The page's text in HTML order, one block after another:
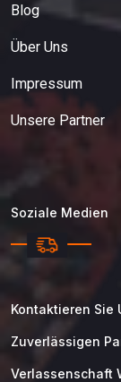
Blog
Über Uns
Impressum
Unsere Partner
Soziale Medien
Kontaktieren Sie
Zuverlässigen
Verlassenschaft